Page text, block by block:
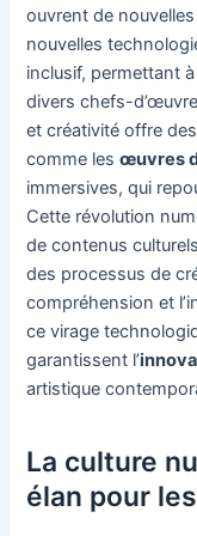
ouvrent de
nouvelles
inclusif, permettant
divers chefs-
et créativité offre
comme lesœuvres
immersives, qui
Cette révolution
de contenus
des processus de
compréhension et
ce virage
garantissent l’
artistique
La culture
élan pour